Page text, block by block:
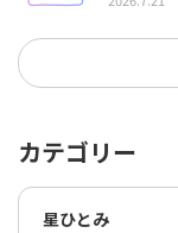
カテゴリー
星ひとみ